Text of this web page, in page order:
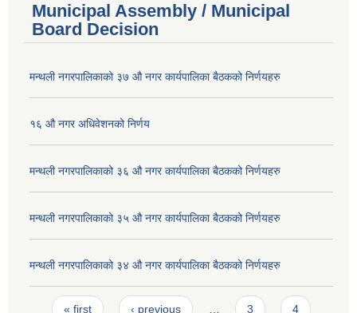
Municipal Assembly / Municipal
Board Decision
मन्थली नगरपालिकाको ३७ औ नगर कार्यपालिका बैठकको निर्णयहरु
१६ औ नगर अधिवेशनको निर्णय
मन्थली नगरपालिकाको ३६ औ नगर कार्यपालिका बैठकको निर्णयहरु
मन्थली नगरपालिकाको ३५ औ नगर कार्यपालिका बैठकको निर्णयहरु
मन्थली नगरपालिकाको ३४ औ नगर कार्यपालिका बैठकको निर्णयहरु
« first ‹ previous 3 4